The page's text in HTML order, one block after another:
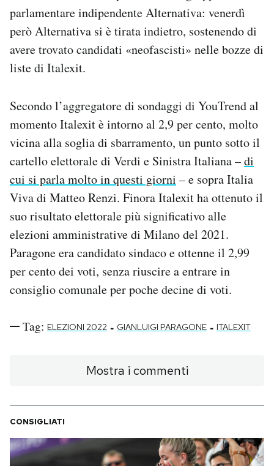
parlamentare indipendente Alternativa: venerdì
però Alternativa si è tirata indietro, sostenendo di
avere trovato candidati «neofascisti» nelle bozze di
liste di Italexit.
Secondo l’aggregatore di sondaggi di YouTrend al
momento Italexit è intorno al 2,9 per cento, molto
vicina alla soglia di sbarramento, un punto sotto il
cartello elettorale di Verdi e Sinistra Italiana –di
cui si parla molto in questi giorni – e sopra Italia
Viva di Matteo Renzi. Finora Italexit ha ottenuto il
suo risultato elettorale più significativo alle
elezioni amministrative di Milano del 2021.
Paragone era candidato sindaco e ottenne il 2,99
per cento dei voti, senza riuscire a entrare in
consiglio comunale per poche decine di voti.
Tag: ELEZIONI 2022 - GIANLUIGI PARAGONE - ITALEXIT
Mostra i commenti
CONSIGLIATI